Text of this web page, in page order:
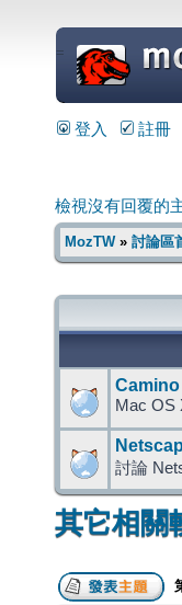
=
登入 註冊
檢視沒有回覆的
MozTW» 討論區
Camino
Mac OS
討論
其它相關